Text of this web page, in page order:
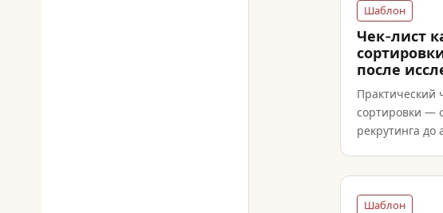
Шаблон
Чек-лист
после
Практический
сортировки —
рекрутинга до
Шаблон